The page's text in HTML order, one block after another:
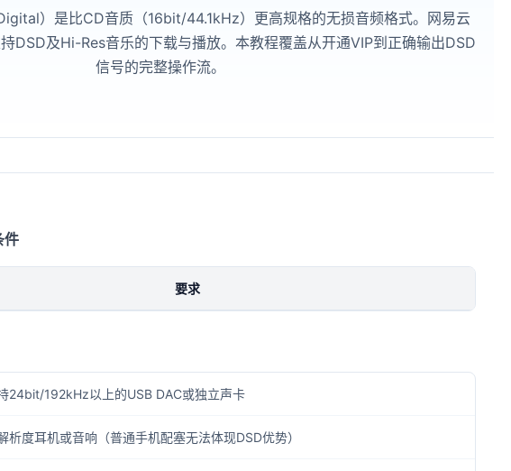
）是比CD音质（16bit/44.1kHz）更高规格的无损音频格式。网易云
DSD及Hi-Res音乐的下载与播放。本教程覆盖从开通VIP到正确输出DSD
信号的完整操作流。
件
要求
24bit/192kHz以上的USB DAC或独立声卡
析度耳机或音响（普通手机配塞无法体现DSD优势）